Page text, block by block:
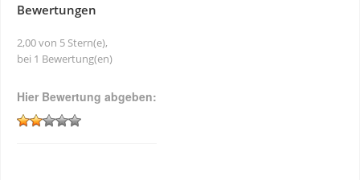
Bewertungen
2,00 von 5 Stern(e),
bei 1 Bewertung(en)
Hier Bewertung abgeben: